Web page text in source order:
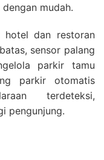
mudah.
hotel dan restoran
sensor palang
parkir tamu
parkir otomatis
terdeteksi,
pengunjung.